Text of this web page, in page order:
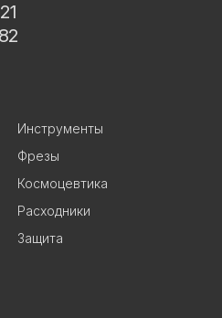
Инструменты
Фрезы
Космоцевтика
Расходники
Защита